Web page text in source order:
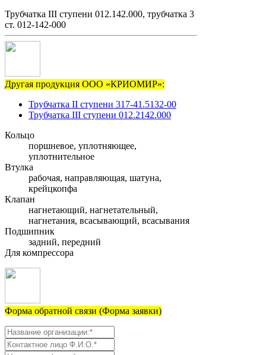
Трубчатка III ступени 012.142.000, трубчатка 3
ст. 012-142-000
Другая продукция ООО «КРИОМИР»:
Трубчатка II ступени 317-41.5132-00
Трубчатка III ступени 012.2142.000
Кольцо
поршневое, уплотняющее,
уплотнительное
Втулка
рабочая, направляющая, шатуна,
крейцкопфа
Клапан
нагнетающий, нагнетательный,
нагнетания, всасывающий, всасывания
Подшипник
задний, передний
Для компрессора
Форма обратной связи (Форма заявки)